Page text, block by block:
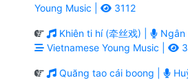
Young Music |
3112
Khiên ti hí (牵丝戏) |
Ngân
Vietnamese Young Music |
Quăng tao cái boong |